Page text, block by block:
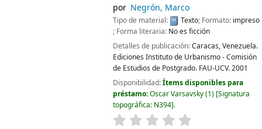
por Negrón, Marco
Tipo de material: Texto; Formato: impreso
; Forma literaria: No es ficción
Detalles de publicación:Caracas, Venezuela.
Ediciones Instituto de Urbanismo - Comisión
de Estudios de Postgrado. FAU-UCV.2001
Disponibilidad:Ítems disponibles para
préstamo:Oscar Varsavsky(1) Signatura
topográfica: N394 .